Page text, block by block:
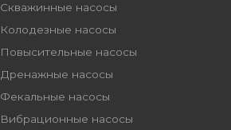
Скважинные насосы
Колодезные насосы
Повысительные насосы
Дренажные насосы
Фекальные насосы
Вибрационные насосы